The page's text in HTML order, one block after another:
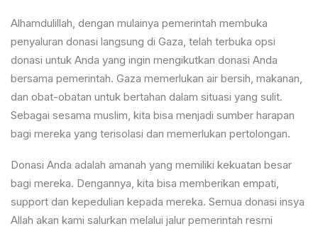
Alhamdulillah, dengan mulainya pemerintah membuka
penyaluran donasi langsung di Gaza, telah terbuka opsi
donasi untuk Anda yang ingin mengikutkan donasi Anda
bersama pemerintah. Gaza memerlukan air bersih, makanan,
dan obat-obatan untuk bertahan dalam situasi yang sulit.
Sebagai sesama muslim, kita bisa menjadi sumber harapan
bagi mereka yang terisolasi dan memerlukan pertolongan.
Donasi Anda adalah amanah yang memiliki kekuatan besar
bagi mereka. Dengannya, kita bisa memberikan empati,
support dan kepedulian kepada mereka. Semua donasi insya
Allah akan kami salurkan melalui jalur pemerintah resmi